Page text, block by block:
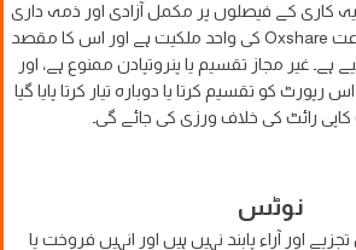
کاری کے فیصلوں پر مکمل آزادی اور ذمہ داری
برقرار رکھتے ہیں۔ یہ اشاعت Oxshare کی واحد ملکیت ہے اور اس کا مقصد
غیر مجاز تقسیم یا پنروتپادن ممنوع ہے، اور
رپورٹ کو تقسیم کرتا یا دوبارہ تیار کرتا پایا گیا
رائٹ کی خلاف ورزی کی جائے گی۔
نوٹس
اور آراء پابند نہیں ہیں اور انہیں فروخت یا